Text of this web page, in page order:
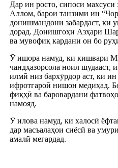
Дар ин росто, сипоси
Аллом, барои танзими ин
донишмандони забардаст, ки
дорад. Донишгоҳи Азҳари
ва мувофиқ кардани он бо
Ӯ ишора намуд, ки кишвари
чандҳазорсола ноил
илмӣ низ бархӯрдор аст, ки
ифротгароӣ нишон медиҳад.
фиқҳӣ ва баровардани
намояд.
Ӯ илова намуд, ки халосӣ
дар масъалаҳои сиёсӣ ва
амалӣ мегардад.